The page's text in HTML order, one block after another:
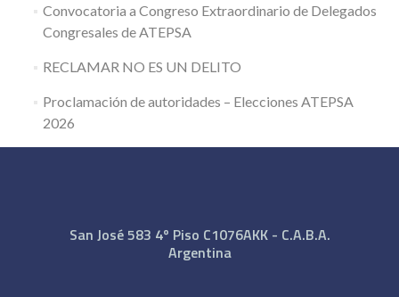
Convocatoria a Congreso Extraordinario de Delegados
Congresales de ATEPSA
RECLAMAR NO ES UN DELITO
Proclamación de autoridades – Elecciones ATEPSA
2026
San José 583 4º Piso C1076AKK - C.A.B.A.
Argentina